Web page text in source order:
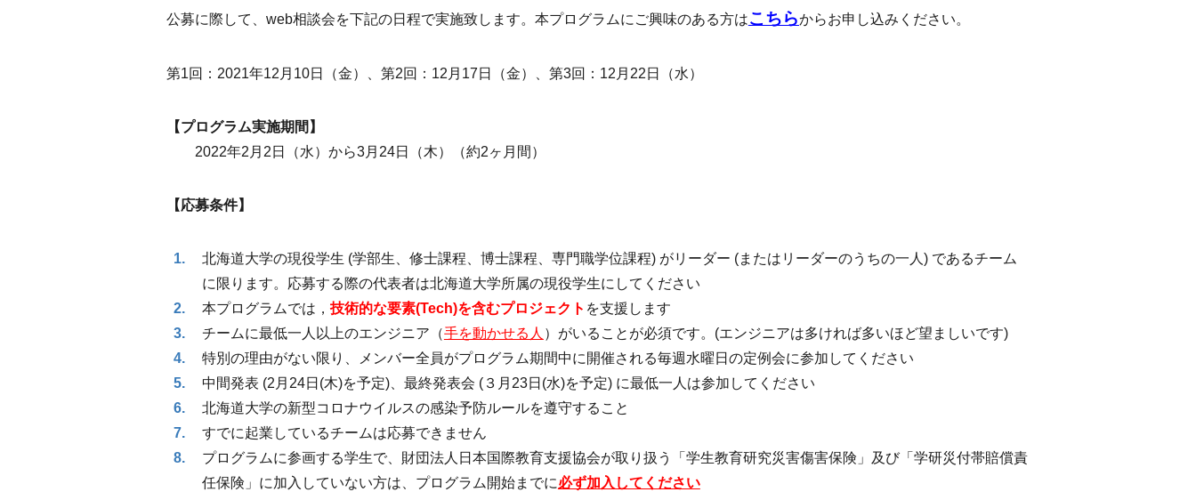
公募に際して、web相談会を下記の日程で実施致します。本プログラムにご興味のある方はこちらからお申し込みください。
第1回：2021年12月10日（金）、第2回：12月17日（金）、第3回：12月22日（水）
【プログラム実施期間】
2022年2月2日（水）から3月24日（木）（約2ヶ月間）
【応募条件】
北海道大学の現役学生 (学部生、修士課程、博士課程、専門職学位課程) がリーダー (またはリーダーのうちの一人) であるチーム
に限ります。応募する際の代表者は北海道大学所属の現役学生にしてください
本プログラムでは， 技術的な要素(Tech)を含むプロジェクト を支援します
チームに最低一人以上のエンジニア（手を動かせる人 ）がいることが必須です。 (エンジニアは多ければ多いほど望ましいです)
特別の理由がない限り、メンバー全員がプログラム期間中に開催される毎週水曜日の定例会に参加してください
中間発表 (2 月 24日 (木)を予定)、最終発表会 (３月 23日 (水)を予定) に最低一人は参加してください
北海道大学の新型コロナウイルスの感染予防ルールを遵守すること
すでに起業しているチームは応募できません
プログラムに参画する学生で、財団法人日本国際教育支援協会が取り扱う「学生教育研究災害傷害保険」及び「学研災付帯賠償責
任保険」に加入していない方は、プログラム開始までに必ず加入してください